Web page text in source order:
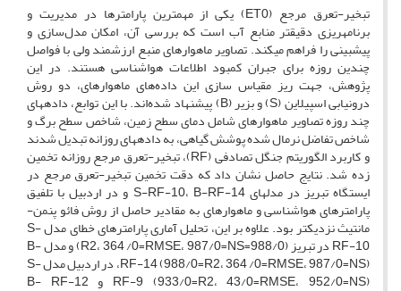
تبخیر-تعرق مرجع (ET0) یکی از مهمترین پارامترها در مدیریت و
برنامهریزی دقیقتر منابع آب است که بررسی آن، امکان مدل‌سازی و
پیشبینی را فراهم میکند. تصاویر ماهوارهای منبع ارزشمند ولی با فواصل
چندین روزه برای جبران کمبود اطلاعات هواشناسی هستند. در این
پژوهش، جهت ریز مقیاس سازی این داده‌های ماهوارهای، دو روش
درونیابی اسپیلاین (S) و بزیر (B) پیشنهاد شده‌اند. با این توابع، دادههای
چند روزه تصاویر ماهوارهای شامل دمای سطح زمین، شاخص سطح برگ و
شاخص تفاضل نرمال شده پوشش گیاهی، به دادههای روزانه تبدیل شدند
و کاربرد الگوریتم جنگل تصادفی (RF)، تبخیر-تعرق مرجع روزانه تخمین
زده شد. نتایج حاصل نشان داد که دقت تخمین تبخیر-تعرق مرجع در
ایستگاه تبریز در مدلهای S-RF-10، B-RF-14 و در اردبیل با تلفیق
پارامترهای هواشناسی و ماهوارهای به مقادیر حاصل از روش فائو پنمن-
مانتیث نزدیکتر بود. علاوه بر این، تحلیل آماری پارامترهای خطای مدل S-
RF-10 در تبریز (988/0=R2، 364 /0=RMSE، 987/0=NS) و مدل B-
RF-14 (988/0=R2، 364 /0=RMSE، 987/0=NS)، در اردبیل مدل S-
RF-9 (933/0=R2، 43/0=RMSE، 952/0=NS) و B- RF-12